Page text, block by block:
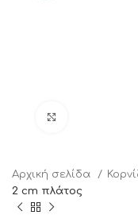
Αρχική σελίδα
2 cm πλάτος